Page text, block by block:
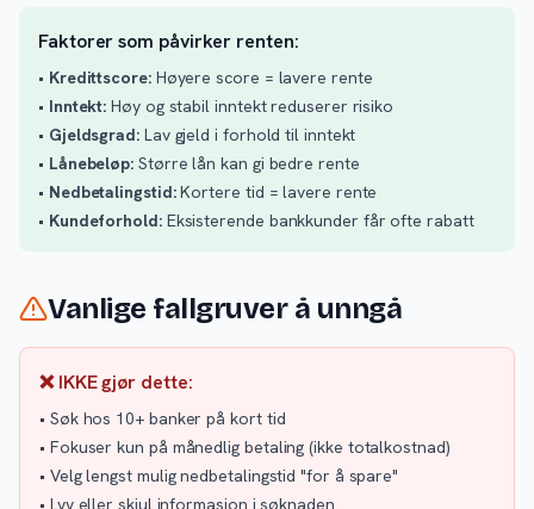
Faktorer som påvirker renten:
• Kredittscore:Høyere score = lavere rente
• Inntekt: Høy og stabil inntekt reduserer risiko
• Gjeldsgrad:Lav gjeld i forhold til inntekt
• Lånebeløp: Større lån kan gi bedre rente
• Nedbetalingstid:Kortere tid = lavere rente
• Kundeforhold:Eksisterende bankkunder får ofte rabatt
Vanlige fallgruver å unngå
❌ IKKE gjør dette:
• Søk hos 10+ banker på kort tid
• Fokuser kun på månedlig betaling (ikke totalkostnad)
• Velg lengst mulig nedbetalingstid "for å spare"
• Lyv eller skjul informasjon i søknaden